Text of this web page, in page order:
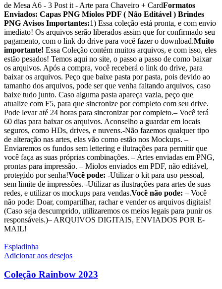
de Mesa A6 - 3 Post it - Arte para Chaveiro + CardFormatos
Enviados: Capas PNG Miolos PDF ( Não Editável ) Brindes
PNG Avisos Importantes:1) Essa coleção está pronta, e com envio
imediato! Os arquivos serão liberados assim que for confirmado seu
pagamento, com o link do drive para você fazer o download.Muito
importante! Essa Coleção contém muitos arquivos, e com isso, eles
estão pesados! Temos aqui no site, o passo a passo de como baixar
os arquivos. Após a compra, você receberá o link do drive, para
baixar os arquivos. Peço que baixe pasta por pasta, pois devido ao
tamanho dos arquivos, pode ser que venha faltando arquivos, caso
baixe tudo junto. Caso alguma pasta apareça vazia, peço que
atualize com F5, para que sincronize por completo com seu drive.
Pode levar até 24 horas para sincronizar por completo.– Você terá
60 dias para baixar os arquivos. Aconselho a guardar em locais
seguros, como HDs, drives, e nuvens.-Não fazemos qualquer tipo
de alteração nas artes, elas vão como estão nos Mockups. –
Enviaremos os fundos sem lettering e ilutrações para permitir que
você faça as suas próprias combinações. – Artes enviadas em PNG,
prontas para impressão. – Miolos enviados em PDF, não editável,
protegido por senha!Você pode: -Utilizar o kit para uso pessoal,
sem limite de impressões. -Utilizar as ilustrações para artes de suas
redes, e utilizar os mockups para vendas.Você não pode: – Você
não pode: Doar, compartilhar, rachar e vender os arquivos digitais!
(Caso seja descumprido, utilizaremos os meios legais para punir os
responsáveis.)– ARQUIVOS DIGITAIS, ENVIADOS POR E-
MAIL!
Espiadinha
Adicionar aos desejos
Coleção Rainbow 2023